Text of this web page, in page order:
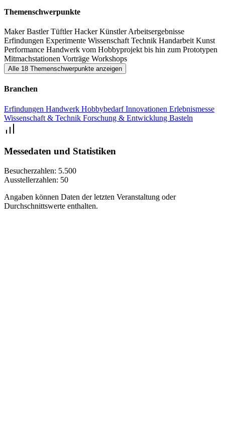
Kinder, Schüler und Erwachsene werden zudem auf eine kreative
Umgang mit Materialen und Werkzeugen begeistert. Darüber hinaus
machen viele interessante Mitmachstationen, ein spannendes
Vortragsprogramm sowie Workshops und faszinierende
Experimente die Sächsische makers united in Chemnitz zu einem
familienfreundlichen Festival für Inspiration, Kreativität und
Themenschwerpunkte
MakerBastlerTüftlerHackerKünstlerArbeitsergebnisse
Erfindungen Experimente Wissenschaft Technik Handarbeit Kunst
Performance Handwerk vom Hobbyprojekt bis hin zum Prototypen
Mitmachstationen Vorträge Workshops
Alle 18 Themenschwerpunkte anzeigen
Branchen
Erfindungen Handwerk HobbybedarfInnovationen Erlebnismesse
Wissenschaft & Technik Forschung & Entwicklung Basteln
Messedaten und Statistiken
Besucherzahlen: 5.500
Ausstellerzahlen: 50
Angaben können Daten der letzten Veranstaltung oder
Durchschnittswerte enthalten.